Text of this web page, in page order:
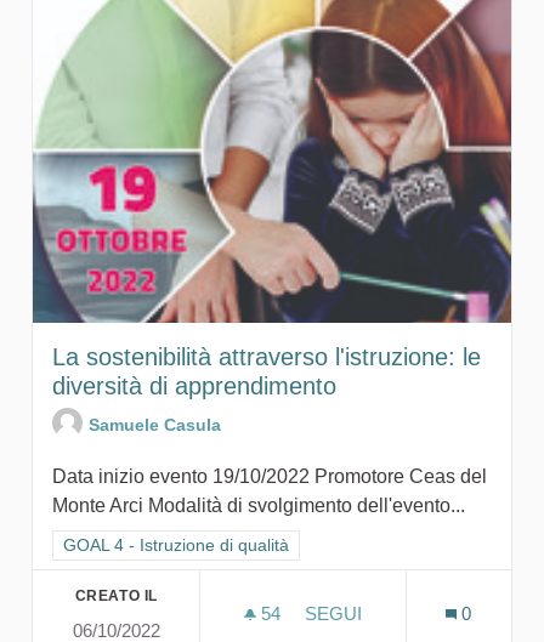
La sostenibilità attraverso l'istruzione: le
diversità di apprendimento
Samuele Casula
Data inizio evento 19/10/2022 Promotore Ceas del
Monte Arci Modalità di svolgimento dell'evento...
Filtra i risultati per categoria: GOAL 4 - Istruzione di qualità
GOAL 4 - Istruzione di qualità
CREATO IL
06/10/2022
54 54 SOSTENITORI
SEGUI
0